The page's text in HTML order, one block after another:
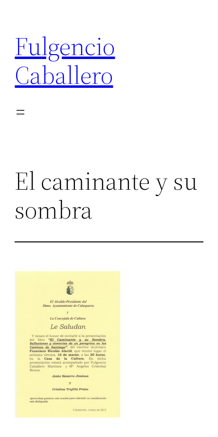
contenido
Fulgencio
Caballero
El caminante y su
sombra